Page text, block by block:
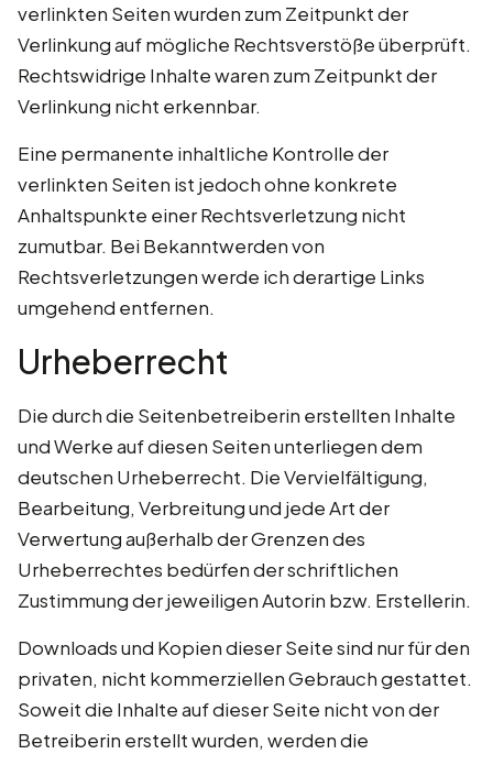
verlinkten Seiten wurden zum Zeitpunkt der
Verlinkung auf mögliche Rechtsverstöße überprüft.
Rechtswidrige Inhalte waren zum Zeitpunkt der
Verlinkung nicht erkennbar.
Eine permanente inhaltliche Kontrolle der
verlinkten Seiten ist jedoch ohne konkrete
Anhaltspunkte einer Rechtsverletzung nicht
zumutbar. Bei Bekanntwerden von
Rechtsverletzungen werde ich derartige Links
umgehend entfernen.
Urheberrecht
Die durch die Seitenbetreiberin erstellten Inhalte
und Werke auf diesen Seiten unterliegen dem
deutschen Urheberrecht. Die Vervielfältigung,
Bearbeitung, Verbreitung und jede Art der
Verwertung außerhalb der Grenzen des
Urheberrechtes bedürfen der schriftlichen
Zustimmung der jeweiligen Autorin bzw. Erstellerin.
Downloads und Kopien dieser Seite sind nur für den
privaten, nicht kommerziellen Gebrauch gestattet.
Soweit die Inhalte auf dieser Seite nicht von der
Betreiberin erstellt wurden, werden die